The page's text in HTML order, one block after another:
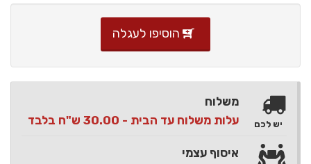
הוסיפו לעגלה
משלוח
עלות משלוח עד הבית - 30.00 ש"ח בלבד
איסוף עצמי
יש לכם